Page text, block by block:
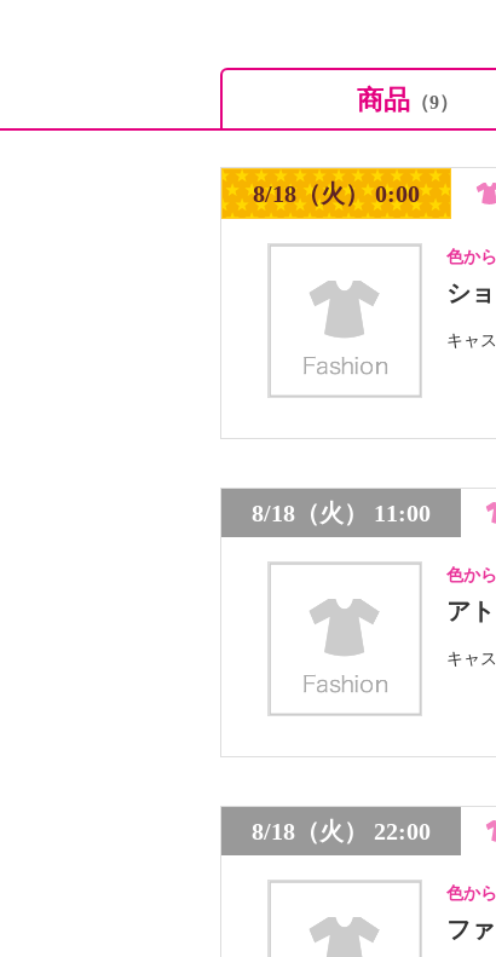
商品 （9）
8/18（火） 0:00
色か
シ
キャ
8/18（火） 11:00
色か
ア
キャ
8/18（火） 22:00
色か
フ